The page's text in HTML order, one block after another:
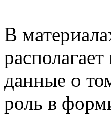
В
данные о
роль в